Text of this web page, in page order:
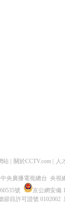
站 關於CCTV.com 人
中央廣播電視總台 央視
號
京公網安備
節目許可證號 0102002